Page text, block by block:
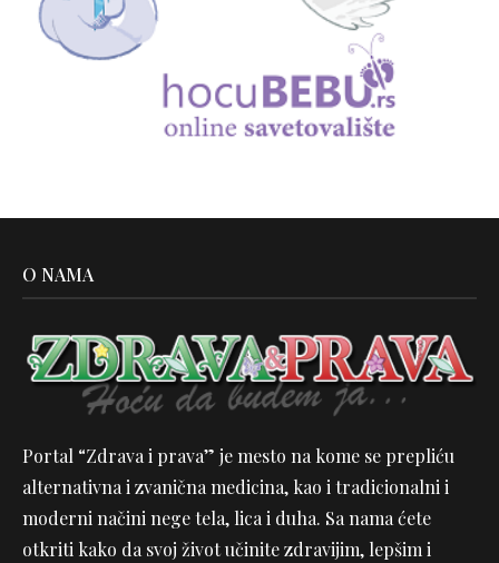
O NAMA
Portal “Zdrava i prava” je mesto na kome se prepliću
alternativna i zvanična medicina, kao i tradicionalni i
moderni načini nege tela, lica i duha. Sa nama ćete
otkriti kako da svoj život učinite zdravijim, lepšim i